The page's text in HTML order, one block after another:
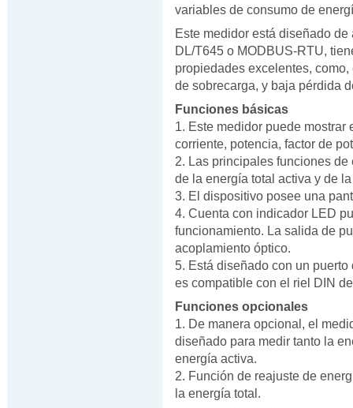
variables de consumo de
Este medidor está diseñado
DL/T645 o MODBUS-RTU,
propiedades excelentes,
de sobrecarga, y baja pérdida
Funciones básicas
1. Este medidor puede mostrar
corriente, potencia, factor de
2. Las principales funciones
de la energía total activa y de
3. El dispositivo posee una
4. Cuenta con indicador LED
funcionamiento. La salida de
acoplamiento óptico.
5. Está diseñado con un
es compatible con el riel DIN
Funciones opcionales
1. De manera opcional, el
diseñado para medir tanto la
energía activa.
2. Función de reajuste de
la energía total.